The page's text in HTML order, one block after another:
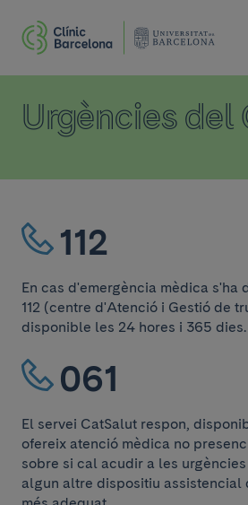
Urgències del
112
En cas d'emergència mèdica s'ha
112 (centre d'Atenció i Gestió de
disponible les 24 hores i 365 dies.
061
El servei CatSalut respon,
ofereix atenció mèdica no
sobre si cal acudir a les
algun altre dispositiu assistencial